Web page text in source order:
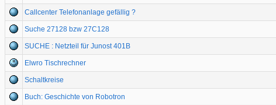
Callcenter Telefonanlage gefällig ?
Suche 27128 bzw 27C128
SUCHE : Netzteil für Junost 401B
Elwro Tischrechner
Schaltkreise
Buch: Geschichte von Robotron